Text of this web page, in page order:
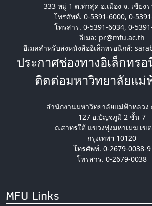
333 หมู่ 1 ต.ท่าสุด อ.เมือง จ. เชียง
โทรศัพท์. 0-5391-6000, 0-
โทรสาร. 0-5391-6034, 0-
อีเมล: pr@mfu.ac.th
อีเมลสำหรับส่งหนังสืออิเล็กทรอนิกส์:
ประกาศช่องทางอิเล็กทร
ติดต่อมหาวิทยาลัยแม่
สำนักงานมหาวิทยาลัยแม่ฟ้าหลวง
127 อ.ปัญจภูมิ 2 ชั้น 7
ถ.สาทรใต้ แขวงทุ่งมหาเมฆ เข
กรุงเทพฯ 10120
โทรศัพท์. 0-2679-0038-9
โทรสาร. 0-2679-0038
MFU Links